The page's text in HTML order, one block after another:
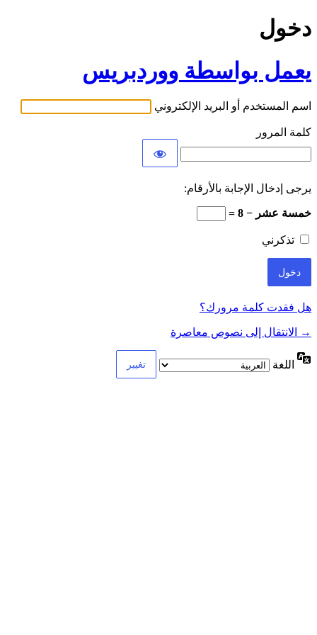
دخول
يعمل بواسطة ووردبريس
اسم المستخدم أو البريد الإلكتروني
كلمة المرور
يرجى إدخال الإجابة بالأرقام:
خمسة عشر − 8 =
تذكرني
هل فقدت كلمة مرورك؟
→ الانتقال إلى نصوص معاصرة
اللغة